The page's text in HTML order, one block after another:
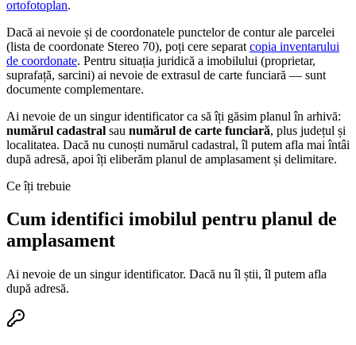
ortofotoplan.
Dacă ai nevoie și de coordonatele punctelor de contur ale parcelei
(lista de coordonate Stereo 70), poți cere separat copia inventarului
de coordonate. Pentru situația juridică a imobilului (proprietar,
suprafață, sarcini) ai nevoie de extrasul de carte funciară — sunt
documente complementare.
Ai nevoie de un singur identificator ca să îți găsim planul în arhivă:
numărul cadastral sau numărul de carte funciară, plus județul și
localitatea. Dacă nu cunoști numărul cadastral, îl putem afla mai întâi
după adresă, apoi îți eliberăm planul de amplasament și delimitare.
Ce îți trebuie
Cum identifici imobilul pentru planul de
amplasament
Ai nevoie de un singur identificator. Dacă nu îl știi, îl putem afla
după adresă.